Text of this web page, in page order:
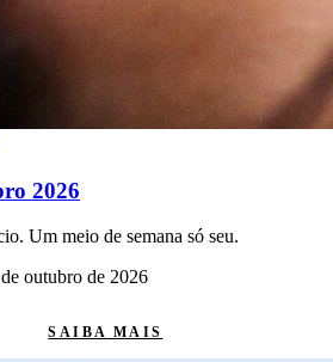
2026
Um meio de semana só seu.
outubro de 2026
SAIBA MAIS